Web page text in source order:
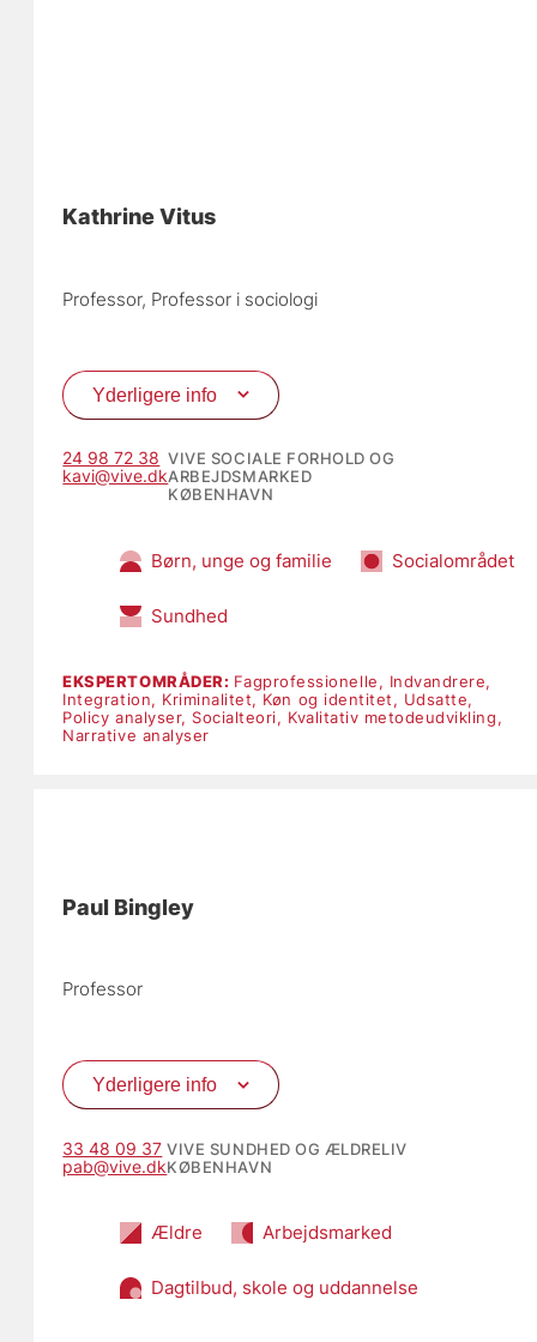
Kathrine Vitus
Professor, Professor i sociologi
Yderligere info
24 98 72 38
kavi@vive.dk
VIVE SOCIALE FORHOLD OG
ARBEJDSMARKED
KØBENHAVN
Børn, unge og familie Socialområdet
Sundhed
EKSPERTOMRÅDER: Fagprofessionelle, Indvandrere,
Integration, Kriminalitet, Køn og identitet, Udsatte,
Policy analyser, Socialteori, Kvalitativ metodeudvikling,
Narrative analyser
Paul Bingley
Professor
Yderligere info
33 48 09 37
pab@vive.dk
VIVE SUNDHED OG ÆLDRELIV
KØBENHAVN
Ældre Arbejdsmarked
Dagtilbud, skole og uddannelse